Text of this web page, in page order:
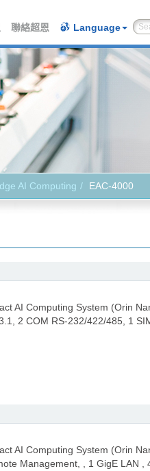
聯絡超恩 Language
AI Computing EAC-4000
AI Computing System (Orin
2 COM RS-232/422/485, 1
AI Computing System (Orin
Management, , 1 GigE LAN ,